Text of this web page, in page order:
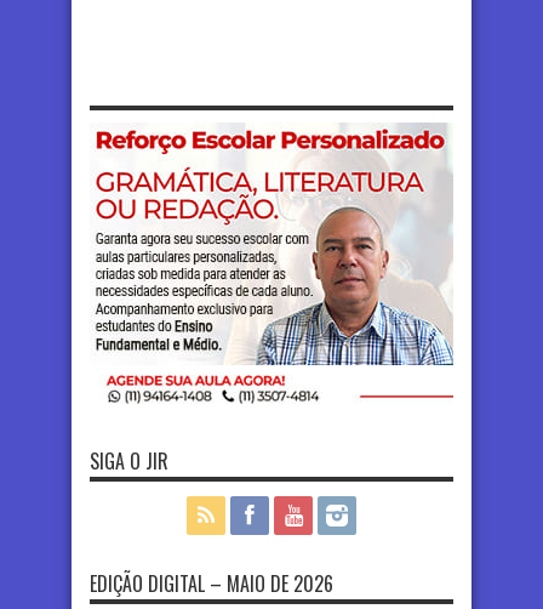
SIGA O JIR
EDIÇÃO DIGITAL – MAIO DE 2026